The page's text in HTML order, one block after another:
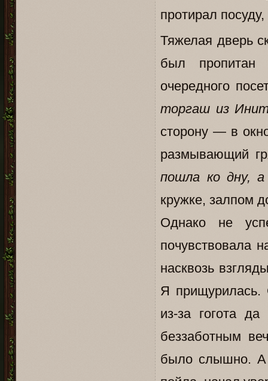
протирал
Тяжелая дверь
был пропитан
очередного
торгаш из
сторону — в
размывающий
пошла ко дну,
кружке, залпом
Однако не
почувствовала
насквозь
Я прищурилась.
из-за гогота
беззаботным
было слышно. А